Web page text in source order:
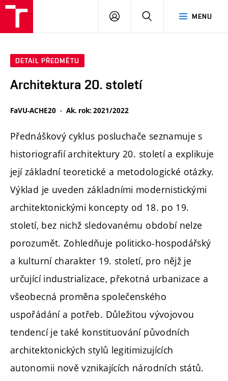
MENU
PŘIHLÁSIT
DETAIL PŘEDMĚTU
Architektura 20. století
FaVU-ACHE20 Ak. rok: 2021/2022
Přednáškový cyklus posluchače seznamuje s
historiografií architektury 20. století a explikuje
její základní teoretické a metodologické otázky.
Výklad je uveden základními modernistickými
architektonickými koncepty od 18. po 19.
století, bez nichž sledovanému období nelze
porozumět. Zohledňuje politicko-hospodářský
a kulturní charakter 19. století, pro nějž je
určující industrializace, překotná urbanizace a
všeobecná proměna společenského
uspořádání a potřeb. Důležitou vývojovou
tendencí je také konstituování původních
architektonických stylů legitimizujících
autonomii nově vznikajících národních států.